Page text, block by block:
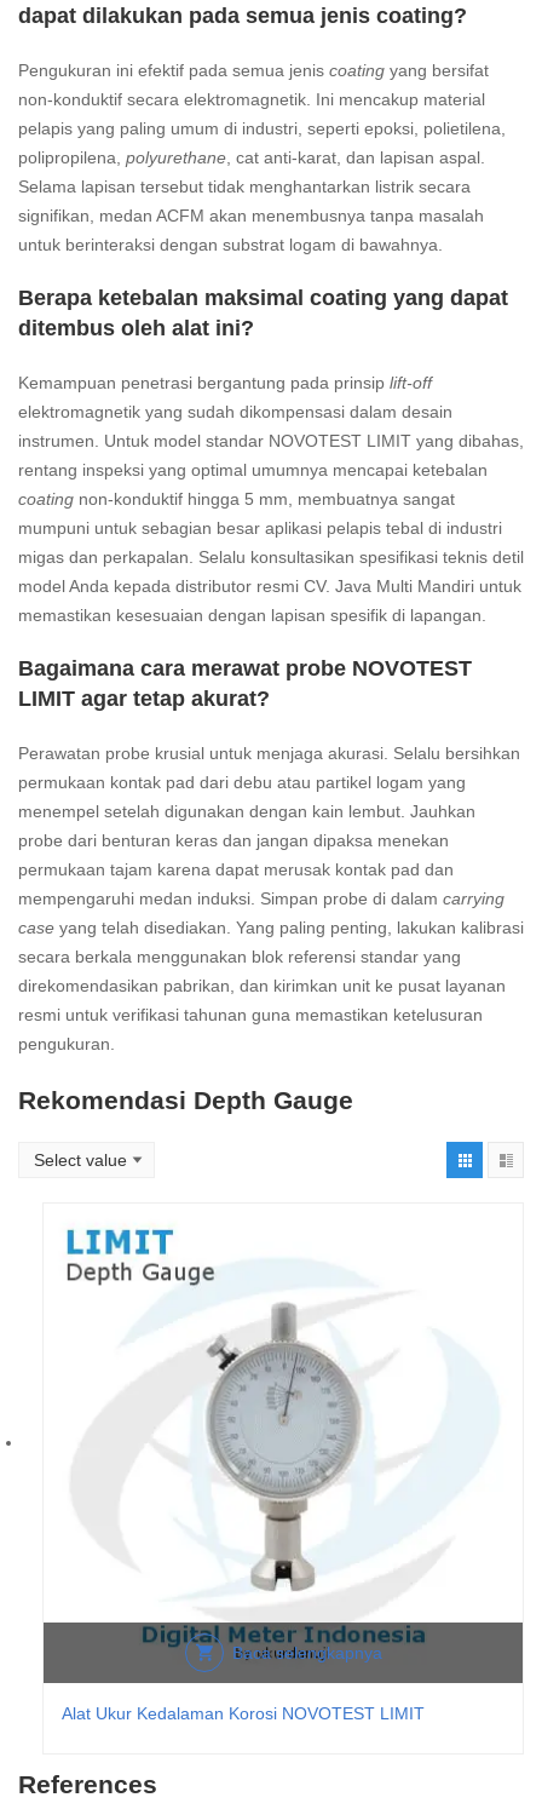
dapat dilakukan pada semua jenis coating?
Pengukuran ini efektif pada semua jenis coating yang bersifat
non-konduktif secara elektromagnetik. Ini mencakup material
pelapis yang paling umum di industri, seperti epoksi, polietilena,
polipropilena, polyurethane , cat anti-karat, dan lapisan aspal.
Selama lapisan tersebut tidak menghantarkan listrik secara
signifikan, medan ACFM akan menembusnya tanpa masalah
untuk berinteraksi dengan substrat logam di bawahnya.
Berapa ketebalan maksimal coating yang dapat
ditembus oleh alat ini?
Kemampuan penetrasi bergantung pada prinsip lift-off
elektromagnetik yang sudah dikompensasi dalam desain
instrumen. Untuk model standar NOVOTEST LIMIT yang dibahas,
rentang inspeksi yang optimal umumnya mencapai ketebalan
coating non-konduktif hingga 5 mm, membuatnya sangat
mumpuni untuk sebagian besar aplikasi pelapis tebal di industri
migas dan perkapalan. Selalu konsultasikan spesifikasi teknis detil
model Anda kepada distributor resmi CV. Java Multi Mandiri untuk
memastikan kesesuaian dengan lapisan spesifik di lapangan.
Bagaimana cara merawat probe NOVOTEST
LIMIT agar tetap akurat?
Perawatan probe krusial untuk menjaga akurasi. Selalu bersihkan
permukaan kontak pad dari debu atau partikel logam yang
menempel setelah digunakan dengan kain lembut. Jauhkan
probe dari benturan keras dan jangan dipaksa menekan
permukaan tajam karena dapat merusak kontak pad dan
mempengaruhi medan induksi. Simpan probe di dalam carrying
case yang telah disediakan. Yang paling penting, lakukan kalibrasi
secara berkala menggunakan blok referensi standar yang
direkomendasikan pabrikan, dan kirimkan unit ke pusat layanan
resmi untuk verifikasi tahunan guna memastikan ketelusuran
pengukuran.
Rekomendasi Depth Gauge
Baca selengkapnya
Alat Ukur Kedalaman Korosi NOVOTEST LIMIT
References